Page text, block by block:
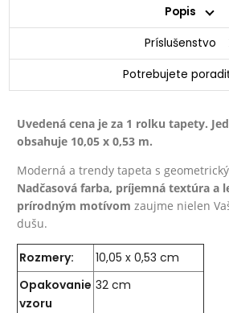
Popis
Príslušenstvo
Potrebujete
Uvedená cena je za 1 rolku tapety.
obsahuje 10,05 x 0,53 m.
Moderná a trendy tapeta s
Nadčasová farba, príjemná textúra a
prírodným motívom zaujme nielen
dušu.
Rozmery:
10,05 x 0,53 cm
Opakovanie
vzoru
32 cm